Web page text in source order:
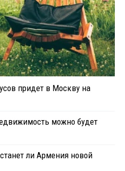
придет в Москву на
можно будет
ли Армения новой